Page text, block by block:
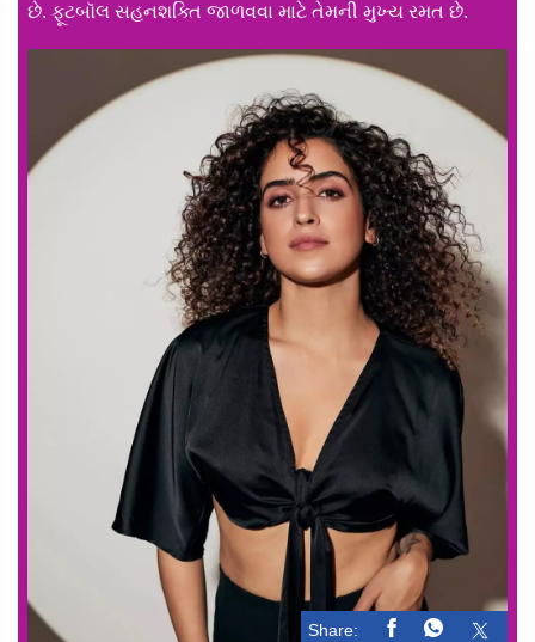
છે. ફૂટબૉલ સહનશક્તિ જાળવવા માટે તેમની મુખ્ય રમત છે.
Share: